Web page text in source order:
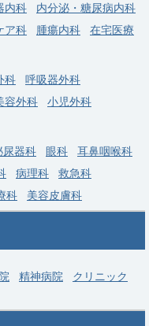
推進機構 二本松病院
円
募集、週4日～可、年俸
。体制強化！
保健施設 ケアホームや
内科
内分泌・糖尿病内科
ア科 腫瘍内科 在宅医療
科
呼吸器外科
容外科 小児外科
尿器科 眼科
耳鼻咽喉科
病理科
救急科
科 美容皮膚科
精神病院
クリニック